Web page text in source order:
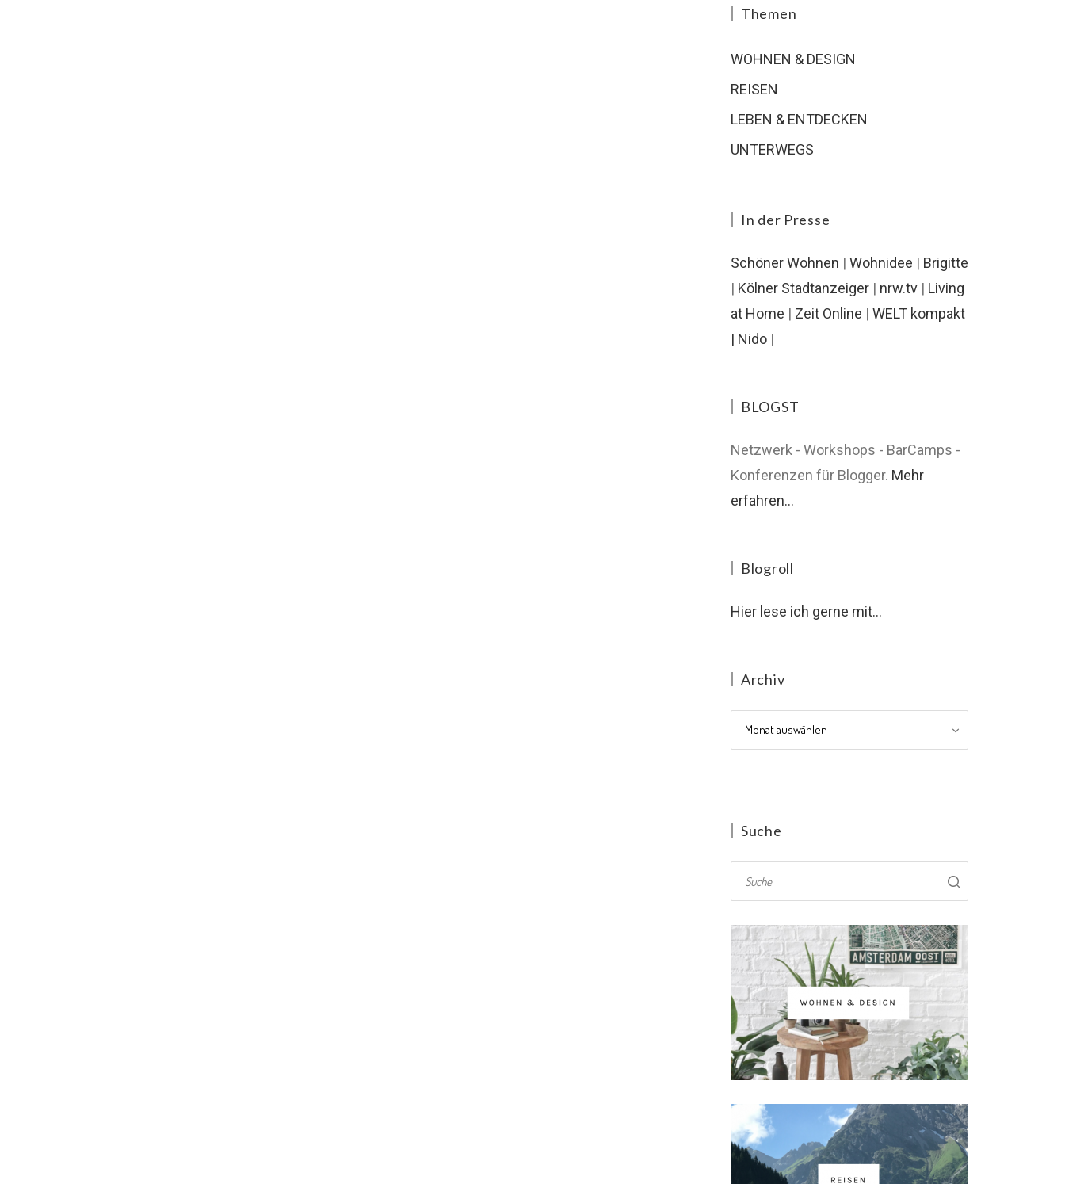
Themen
WOHNEN & DESIGN
REISEN
LEBEN & ENTDECKEN
UNTERWEGS
In der Presse
Schöner Wohnen | Wohnidee | Brigitte
| Kölner Stadtanzeiger | nrw.tv | Living
at Home | Zeit Online | WELT kompakt
| Nido |
BLOGST
Netzwerk - Workshops - BarCamps -
Konferenzen für Blogger. Mehr
erfahren...
Blogroll
Hier lese ich gerne mit...
Archiv
Archiv
Suche